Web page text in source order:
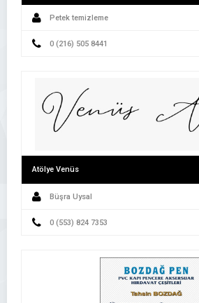
Petek temizleme
0 (216) 505 8441
Atölye Venüs
Büşra Uysal
0 (553) 824 7353